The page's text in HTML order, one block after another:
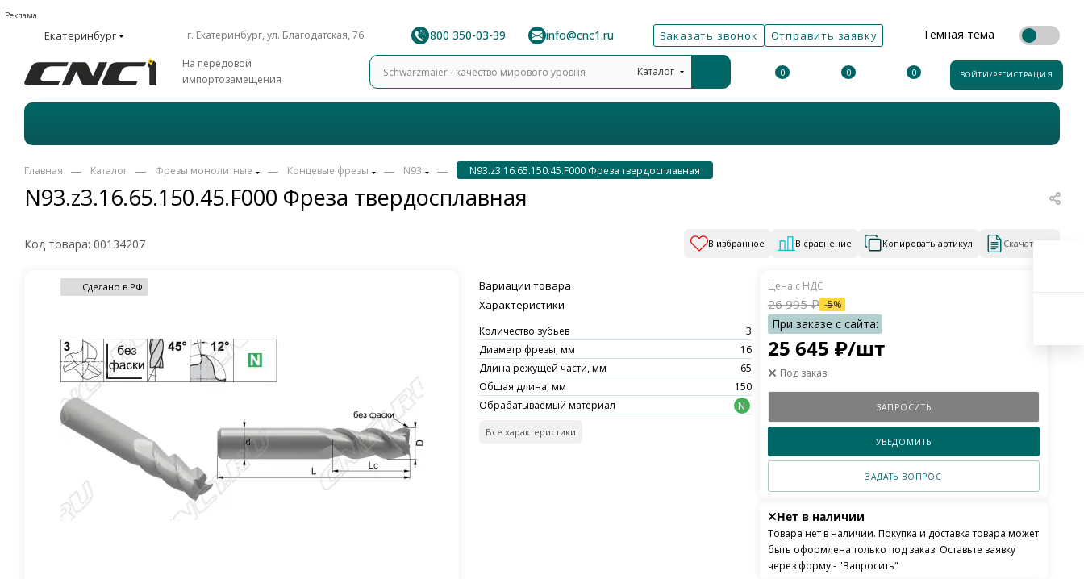
Реклама
Екатеринбург г. Екатеринбург, ул. Благодатская, 76 8 800 350-03-39 info@cnc1.ru Заказать звонок Отправить заявку Темная тема
На передовой
импортозамещения
Каталог 0 0 0 ВОЙТИ/РЕГИСТРАЦИЯ
N93.z3.16.65.150.45.F000 Фреза твердосплавная
Главная — Каталог — Фрезы монолитные — Концевые фрезы — N93 — N93.z3.16.65.150.45.F000 Фреза твердосплавная
Код товара: 00134207 В избранное В сравнение Копировать артикул Скачать КП
Сделано в РФ
Вариации товара
Характеристики
Количество зубьев
3
Диаметр фрезы, мм
16
Длина режущей части, мм
65
Общая длина, мм
150
Обрабатываемый материал
N
Все характеристики
25 645 ₽/шт
26 995₽ -5%
Под заказ
ЗАПРОСИТЬ
УВЕДОМИТЬ
ЗАДАТЬ ВОПРОС
Нет в наличии
Товара нет в наличии. Покупка и доставка товара может
быть оформлена только под заказ. Оставьте заявку
через форму - "Запросить"